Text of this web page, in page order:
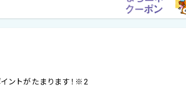
ントがたまります！※2